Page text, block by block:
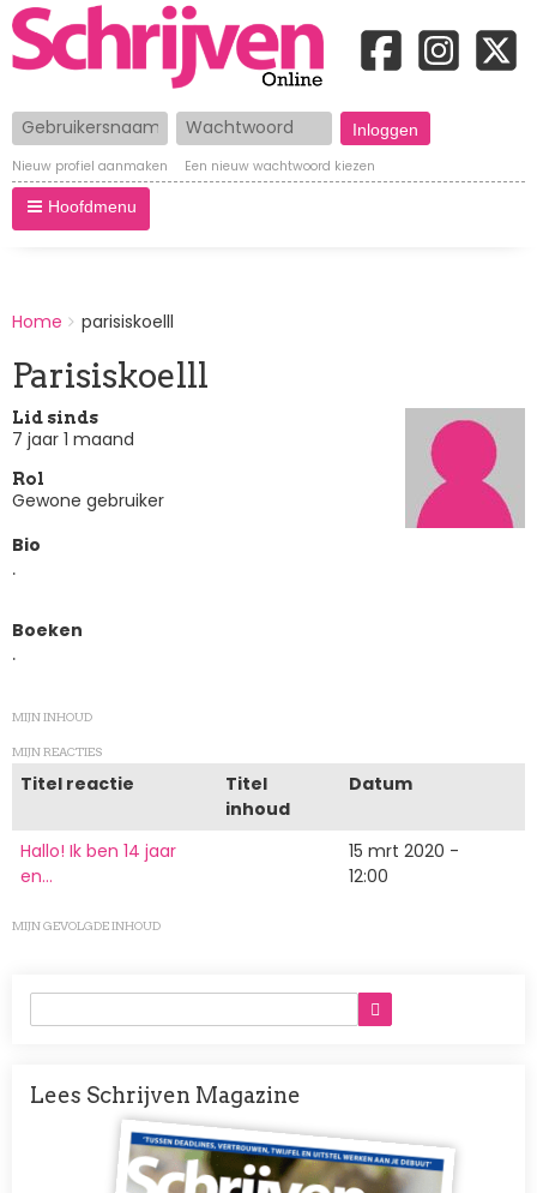
Gebruikersnaam Wachtwoord
Nieuw profiel aanmaken Een nieuw wachtwoord kiezen
Hoofdmenu
BREADCRUMBS
You
here:
Home parisiskoelll
Parisiskoelll
Lid sinds
7 jaar 1 maand
Rol
Gewone gebruiker
Bio
.
Boeken
.
MIJN INHOUD
MIJN REACTIES
Titel reactie
Titel
inhoud
Datum
Hallo! Ik ben 14 jaar
en…
15 mrt 2020 -
12:00
MIJN GEVOLGDE INHOUD
Lees Schrijven Magazine
Afbeelding